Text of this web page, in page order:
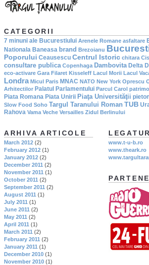
CATEGORII
7 minuni ale Bucurestiului Arenele Romane asfaltare
Nationala Baneasa brand Brezoianu
Poporului Ceausescu Centrul Istoric chitara
consultare publica Copenhaga Dambovita Delta
eco-activare Gara Filaret Kisseleff Lacul Morii Lacul
Londra Micul Paris MNAC NATO New York Oprescu
Arhitectilor Palatul Parlamentului Parcul Carol
Piata Romana Piata Unirii Piaţa Universităţii
Slow Food Soho Targul Taranului Roman TUB
Rahova Vama Veche Versailles Zidul Berlinului
www.t-u-b.ro
www.theark.ro
ARHIVA ARTICOLE
March 2012 (2)
February 2012 (1)
January 2012 (2)
December 2011 (2)
November 2011 (1)
October 2011 (2)
September 2011 (2)
August 2011 (1)
July 2011 (1)
June 2011 (2)
May 2011 (2)
April 2011 (1)
March 2011 (2)
February 2011 (2)
January 2011 (1)
December 2010 (1)
November 2010 (1)